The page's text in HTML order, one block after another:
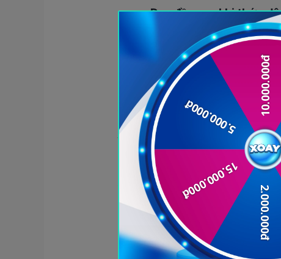
Đau đầu sau khi thức
và không kèm theo
kéo dài vài tiếng và diễn
Ngoài ra còn có các biểu
đi kèm.
Ảnh hưởng của hội
Ngưng thở khi ngủ thường
của sức khỏe:
Rối loạn giấc ngủ:
một
giấc ngủ ở bệnh nhân
não phải kích thích